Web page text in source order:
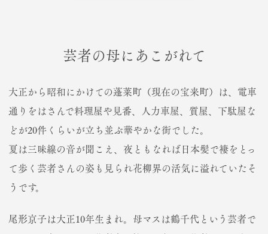
芸者の母にあこがれて
大正から昭和にかけての蓬莱町（現在の宝来町）は、電車
通りをはさんで料理屋や見番、人力車屋、質屋、下駄屋な
どが20件くらいが立ち並ぶ華やかな街でした。
夏は三味線の音が聞こえ、夜ともなれば日本髪で褄をとっ
て歩く芸者さんの姿も見られ花柳界の活気に溢れていたそ
うです。
尾形京子は大正10年生まれ。母マスは鶴千代という芸者で